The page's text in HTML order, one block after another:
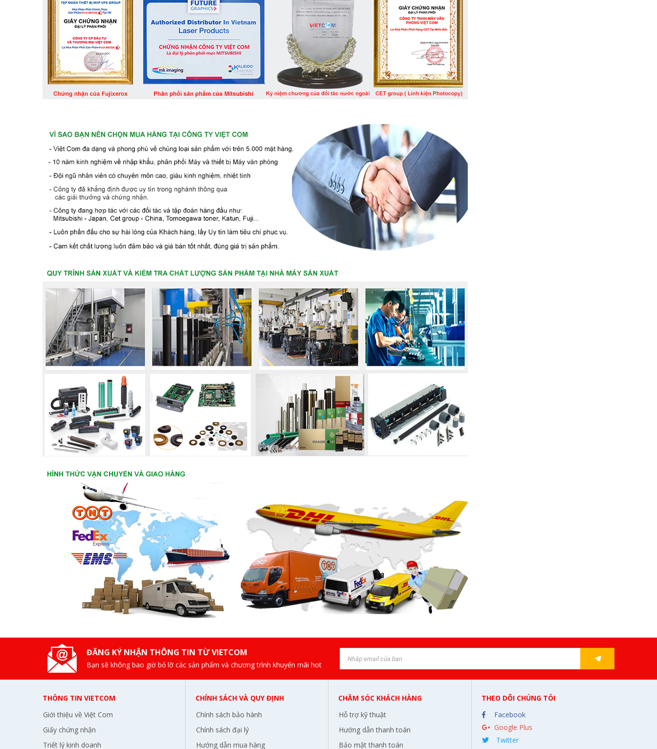
ĐĂNG KÝ NHẬN THÔNG TIN TỪ VIETCOM
Bạn sẽ không bao giờ bỏ lỡ các sản phẩm và chương trình khuyến mãi hot
THÔNG TIN VIETCOM
Giới thiệu về Việt Com
Giấy chứng nhận
Triết lý kinh doanh
CHÍNH SÁCH VÀ QUY ĐỊNH
Chính sách bảo hành
Chính sách đại lý
Hướng dẫn mua hàng
CHĂM SÓC KHÁCH HÀNG
Hỗ trợ kỹ thuật
Hướng dẫn thanh toán
Bảo mật thanh toán
THEO DÕI CHÚNG TÔI
Facebook
Google Plus
Twitter